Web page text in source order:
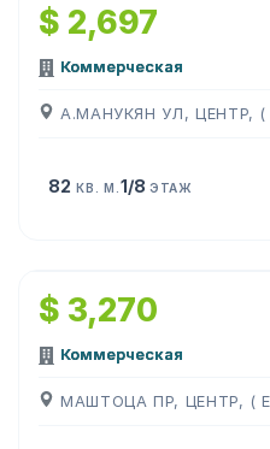
$ 2,697
Коммерческая
А.МАНУКЯН УЛ, ЦЕНТР, (
82 КВ. М. 1/8 ЭТАЖ
$ 3,270
Коммерческая
МАШТОЦА ПР, ЦЕНТР, (